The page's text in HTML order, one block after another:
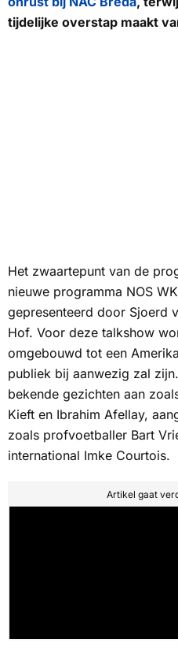
tijdelijke overstap maakt
Het zwaartepunt van de
nieuwe programma NOS
gepresenteerd door Sjoerd
Hof. Voor deze talkshow
omgebouwd tot een
publiek bij aanwezig zal
bekende gezichten aan
Kieft en Ibrahim Afellay,
zoals profvoetballer Bart
international Imke Courtois.
Artikel gaat